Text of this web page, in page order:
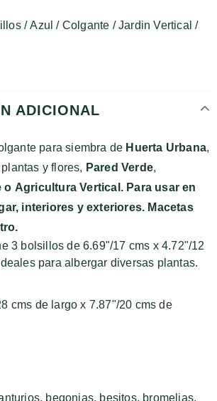
/ Azul / Colgante / Jardin Vertical /
ADICIONAL
para siembra de Huerta Urbana,
y flores, Pared Verde,
o Agricultura Vertical . Para usar en
interiores y exteriores. Macetas
3 bolsillos de6.69"/17 cms x 4.72"/12
para albergar diversas plantas.
cms de largo x 7.87"/20 cms de
begonias, besitos, bromelias,